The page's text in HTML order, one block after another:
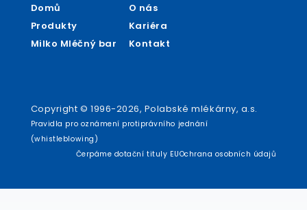
Domů
Produkty
Milko Mléčný bar
O nás
Kariéra
Kontakt
Copyright © 1996-2026, Polabské mlékárny, a.s.
Pravidla pro oznámení protiprávního jednání
(whistleblowing)
Ochrana osobních údajů
Čerpáme dotační tituly EU